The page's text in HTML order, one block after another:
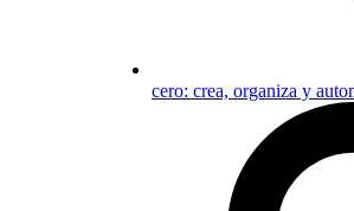
cero: crea, organiza y